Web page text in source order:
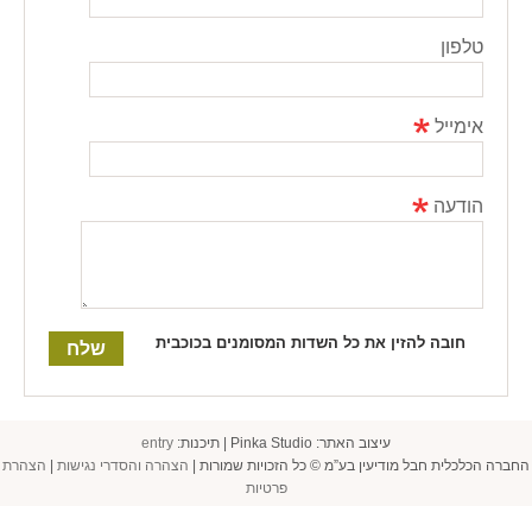
טלפון
אימייל
הודעה
חובה להזין את כל השדות המסומנים בכוכבית
עיצוב האתר: Pinka Studio | תיכנות:
entry
החברה הכלכלית חבל מודיעין בע”מ © כל הזכויות שמורות | הצהרה והסדרי נגישות
הצהרת
פרטיות